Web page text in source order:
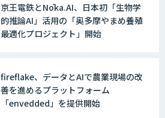
京王電鉄とNōka.AI、日本初「生物学
的推論AI」活用の「奥多摩やまめ養殖
最適化プロジェクト」開始
fireflake、データとAIで農業現場の改
善を進めるプラットフォーム
「envedded」を提供開始